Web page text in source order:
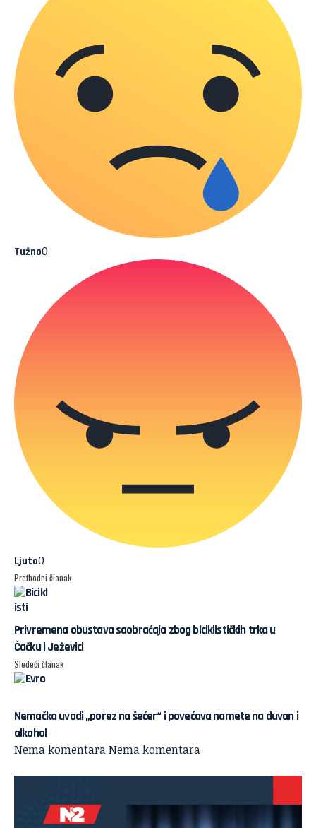
Tužno0
Ljuto0
Prethodni članak
Privremena obustava saobraćaja zbog biciklističkih trka u
Čačku i Ježevici
Sledeći članak
Nemačka uvodi „porez na šećer“ i povećava namete na duvan i
alkohol
Nema komentaraNema komentara